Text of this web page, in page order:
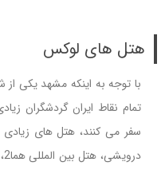
هتل های لوکس
با توجه به اینکه مشهد یکی
تمام نقاط ایران گردشگران
سفر می کنند، هتل های